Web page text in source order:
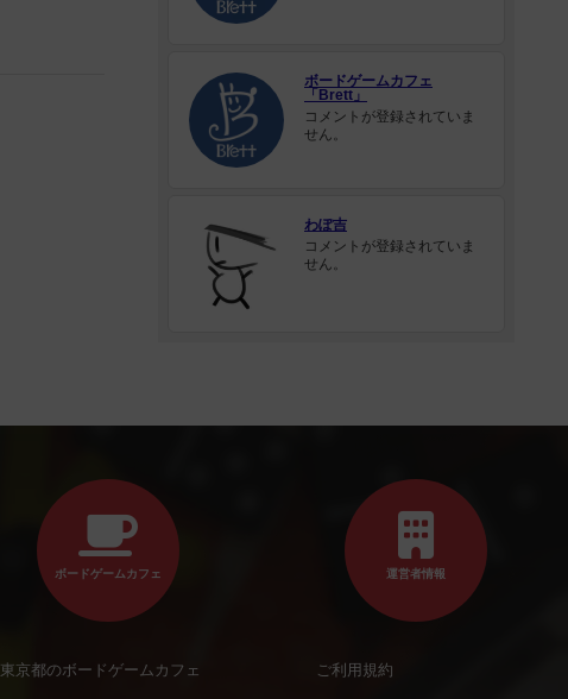
ボードゲームカフェ
「Brett」
コメントが登録されていま
せん。
わぽ吉
コメントが登録されていま
せん。
ボードゲームカフェ
東京都のボードゲームカフェ
運営者情報
ご利用規約